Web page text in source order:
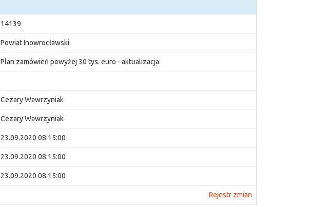
14139
Powiat Inowrocławski
Plan zamówień powyżej 30 tys. euro - aktualizacja
Cezary Wawrzyniak
Cezary Wawrzyniak
23.09.2020 08:15:00
23.09.2020 08:15:00
23.09.2020 08:15:00
Rejestr zmian